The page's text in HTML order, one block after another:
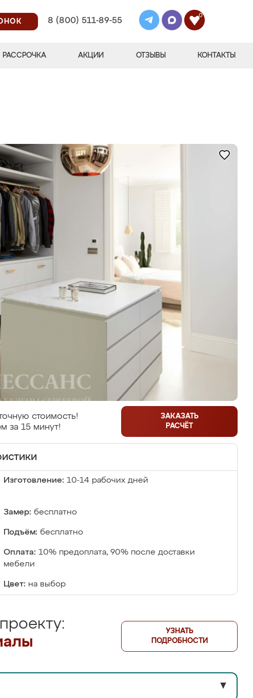
8 (800) 511-89-55
0
РАССРОЧКА АКЦИИ ОТЗЫВЫ КОНТАКТЫ
стоимость!
за 15 минут!
ЗАКАЗАТЬ
РАСЧЁТ
Изготовление: 10-14 рабочих дней
Замер: бесплатно
Подъём: бесплатно
Оплата: 10% предоплата, 90% после доставки
мебели
Цвет: на выбор
УЗНАТЬ
ПОДРОБНОСТИ
▼